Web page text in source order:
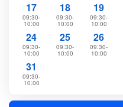
17
09:30-
10:00
18
09:30-
10:00
19
09:30-
10:00
24
09:30-
10:00
25
09:30-
10:00
26
09:30-
10:00
31
09:30-
10:00